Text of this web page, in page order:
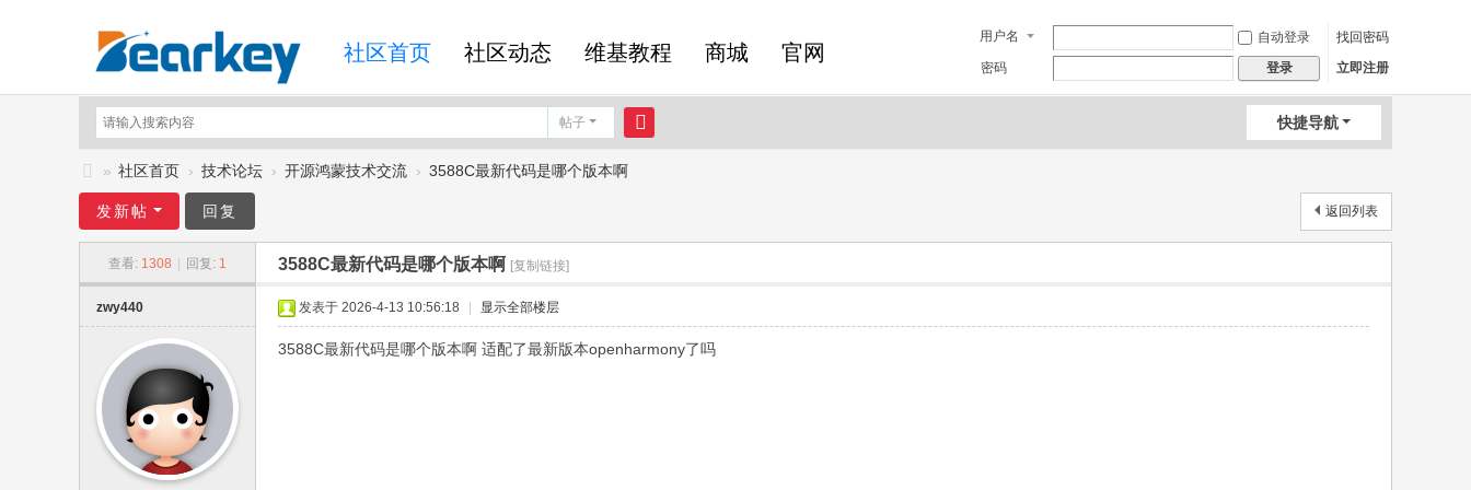
社区首页 社区动态 维基教程 商城 官网
用户名 自动登录
找回密码
密码
登录 立即注册
帖子
搜
索
快捷导航
ea
开
» 社区首页 › 技术论坛 › 开源鸿蒙技术交流 › 3588C最新代码是哪个版本啊
返回列表
发新帖 回复
查看: 1308 回复: 1 3588C最新代码是哪个版本啊 [复制链接]
zwy440 发表于 2026-4-13 10:56:18 显示全部楼层
3588C最新代码是哪个版本啊 适配了最新版本openharmony了吗